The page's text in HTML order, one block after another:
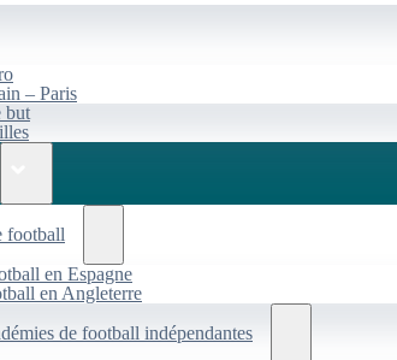
– Paris
but
football
en Espagne
en Angleterre
de football indépendantes